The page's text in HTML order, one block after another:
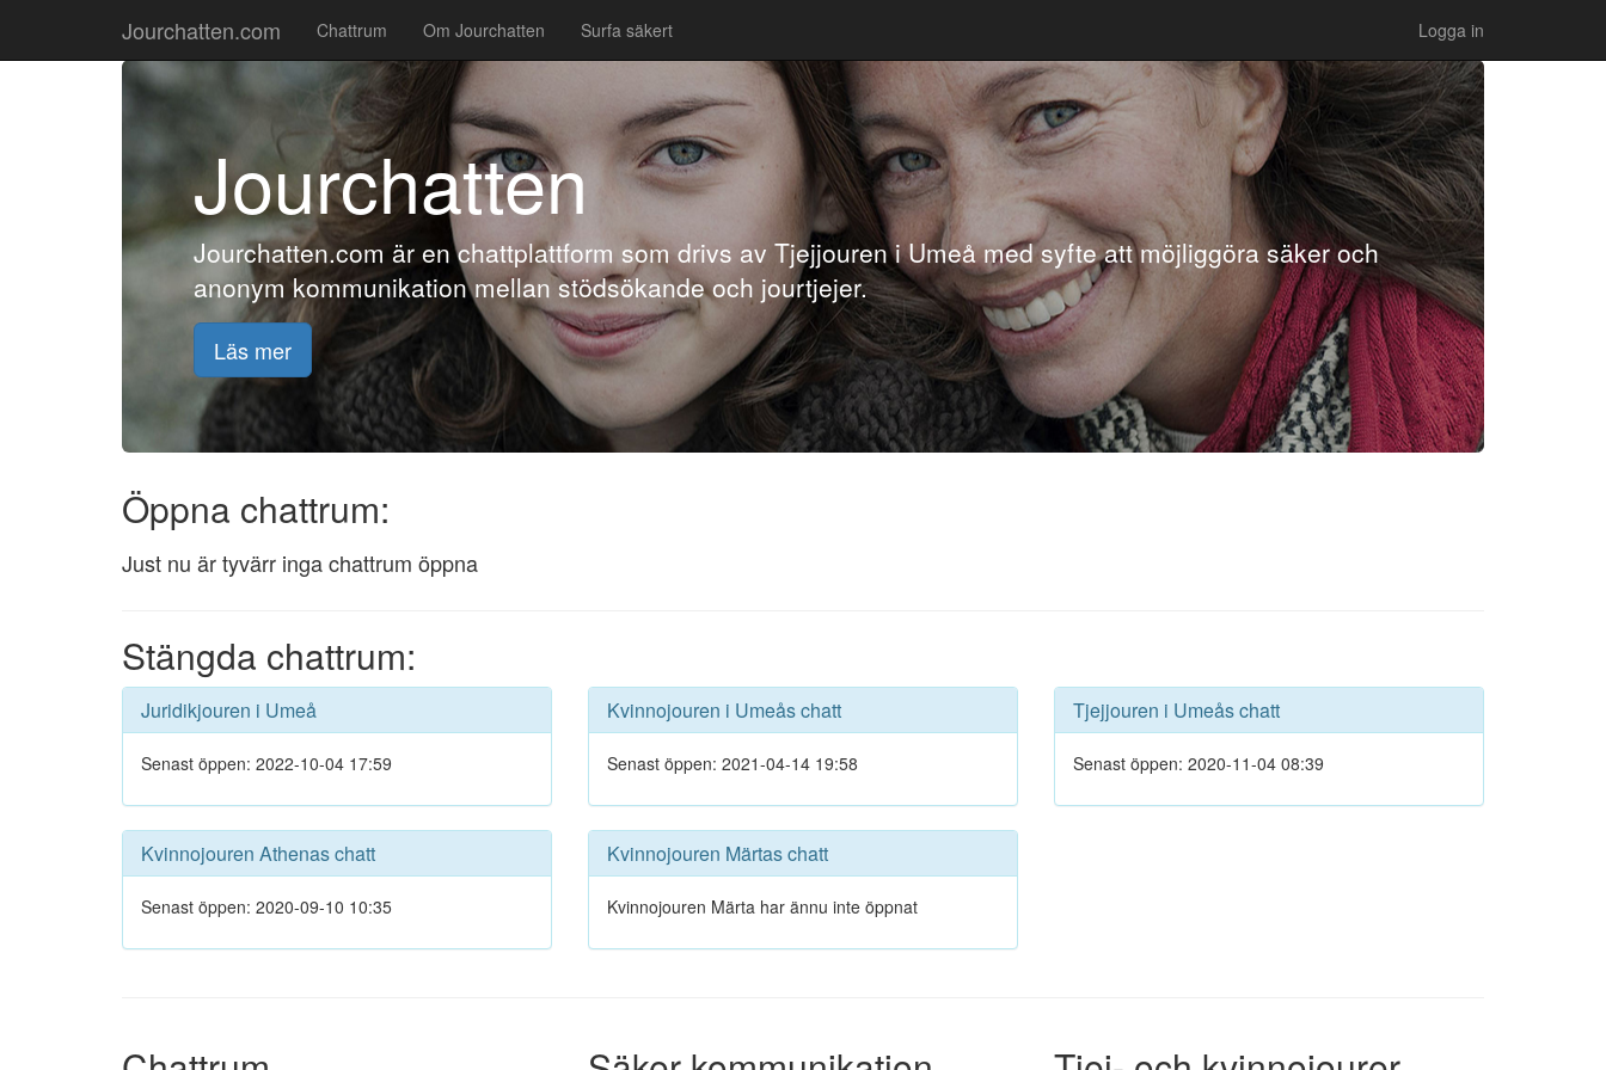
Jourchatten.com Chattrum Om Jourchatten Surfa säkert Logga in
Jourchatten
Jourchatten.com är en chattplattform som drivs av Tjejjouren i Umeå med syfte att möjliggöra säker och
anonym kommunikation mellan stödsökande och jourtjejer.
Läs mer
Öppna chattrum:
Just nu är tyvärr inga chattrum öppna
Stängda chattrum:
Juridikjouren i Umeå
Senast öppen: 2022-10-04 17:59
Kvinnojouren i Umeås chatt
Senast öppen: 2021-04-14 19:58
Tjejjouren i Umeås chatt
Senast öppen: 2020-11-04 08:39
Kvinnojouren Athenas chatt
Senast öppen: 2020-09-10 10:35
Kvinnojouren Märtas chatt
Kvinnojouren Märta har ännu inte öppnat